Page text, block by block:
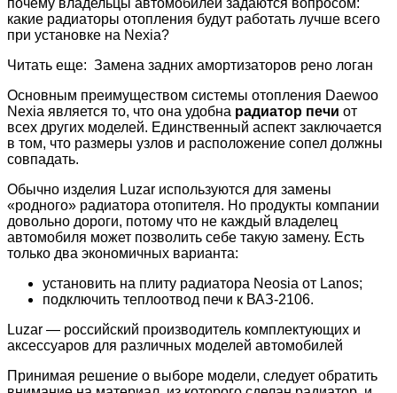
какие радиаторы отопления будут работать лучше всего
при установке на Nexia?
Читать еще: Замена задних амортизаторов рено логан
Основным преимуществом системы отопления Daewoo
Nexia является то, что она удобна радиатор печи от
всех других моделей. Единственный аспект заключается
в том, что размеры узлов и расположение сопел должны
совпадать.
Обычно изделия Luzar используются для замены
«родного» радиатора отопителя. Но продукты компании
довольно дороги, потому что не каждый владелец
автомобиля может позволить себе такую ​​замену. Есть
только два экономичных варианта:
установить на плиту радиатора Neosia от Lanos;
подключить теплоотвод печи к ВАЗ-2106.
Luzar — российский производитель комплектующих и
аксессуаров для различных моделей автомобилей
Принимая решение о выборе модели, следует обратить